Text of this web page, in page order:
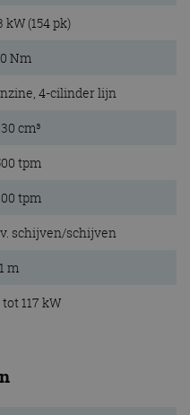
kW (154 pk)
Nm
4-cilinder lijn
cm³
tpm
tpm
schijven/schijven
m
117 kW